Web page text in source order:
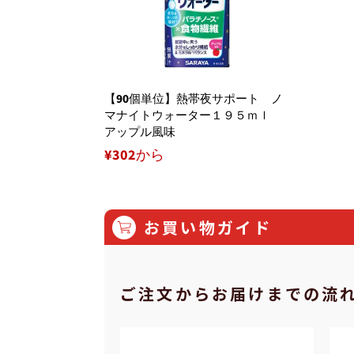
【90個単位】熱帯夜サポート ノ
マナイトウォーター１９５ｍｌ
アップル風味
¥302から
お買い物ガイド
ご注⽂からお届けまでの流